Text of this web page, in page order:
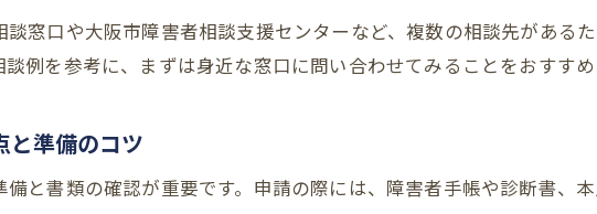
心の相談室で24時間無料サポートを受ける流れ
障害者で一番多い障害の種類と利用支援例
窓口や大阪市障害者相談支援センターなど、複数の相談先がある
例を参考に、まずは身近な窓口に問い合わせてみることをおすすめ
と準備のコツ
と書類の確認が重要です。申請の際には、障害者手帳や診断書、